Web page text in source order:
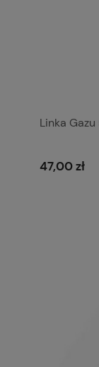
Linka
47,00 zł